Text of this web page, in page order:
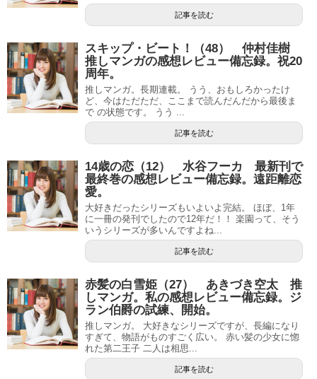
記事を読む
スキップ・ビート！（48） 仲村佳樹
推しマンガの感想レビュー備忘録。祝20
周年。
推しマンガ。長期連載。 うう、おもしろかったけ
ど、今はただただ、ここまで読んだんだから最後ま
で の状態です。 うう ...
記事を読む
14歳の恋（12） 水谷フーカ 最新刊で
最終巻の感想レビュー備忘録。遠距離恋
愛。
大好きだったシリーズもいよいよ完結。 ほぼ、1年
に一冊の発刊でしたので12年だ！！ 楽園って、そう
いうシリーズが多いんですよね...
記事を読む
赤髪の白雪姫（27） あきづき空太 推
しマンガ。私の感想レビュー備忘録。ジ
ラン伯爵の試練、開始。
推しマンガ。 大好きなシリーズですが、長編になり
すぎて、物語がものすごく広い。 赤い髪の少女に惚
れた第二王子 二人は相思...
記事を読む